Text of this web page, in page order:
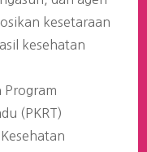
kesetaraan
kesehatan
Program
(PKRT)